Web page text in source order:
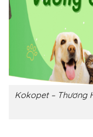
Kokopet – Thương